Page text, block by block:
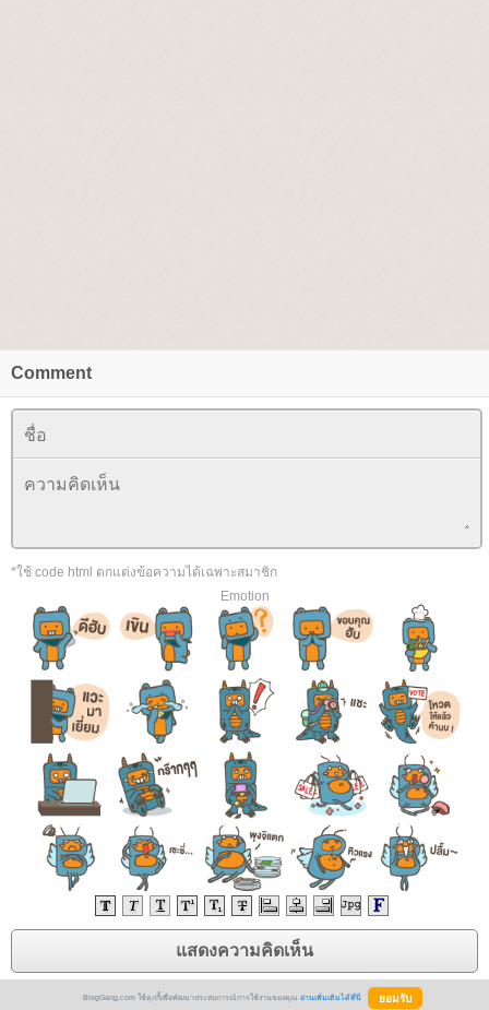
Comment
*ใช้ code html ตกแต่งข้อความได้เฉพาะสมาชิก
Emotion
BlogGang.com ใช้คุกกี้เพื่อพัฒนาประสบการณ์การใช้งานของคุณ อ่านเพิ่มเติมได้ที่นี่